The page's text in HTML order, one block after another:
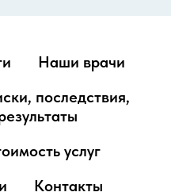
Наши врачи
последствия,
услуг
Контакты